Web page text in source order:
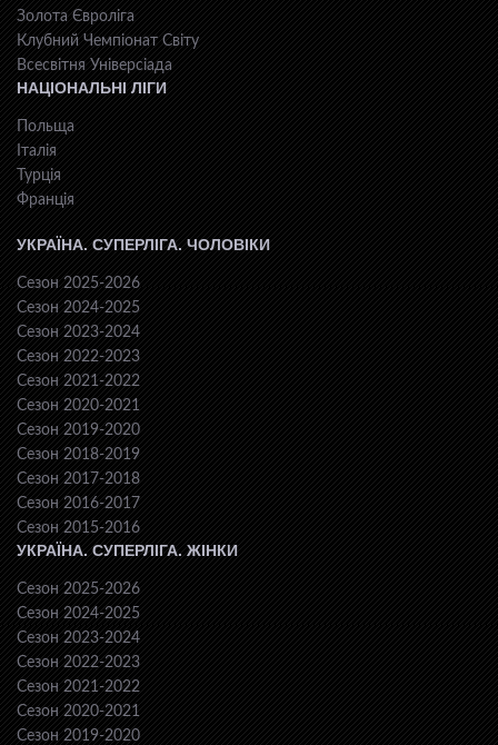
Золота Євроліга
Клубний Чемпіонат Світу
Всесвiтня Унiверсiaда
НАЦІОНАЛЬНІ ЛІГИ
Польща
Італія
Турція
Франція
УКРАЇНА. СУПЕРЛІГА. ЧОЛОВІКИ
Сезон 2025-2026
Сезон 2024-2025
Сезон 2023-2024
Сезон 2022-2023
Сезон 2021-2022
Сезон 2020-2021
Сезон 2019-2020
Сезон 2018-2019
Сезон 2017-2018
Сезон 2016-2017
Сезон 2015-2016
УКРАЇНА. СУПЕРЛІГА. ЖІНКИ
Сезон 2025-2026
Сезон 2024-2025
Сезон 2023-2024
Сезон 2022-2023
Сезон 2021-2022
Сезон 2020-2021
Сезон 2019-2020